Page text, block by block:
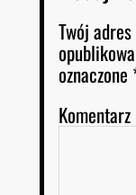
Twój
oznaczone
Komentarz